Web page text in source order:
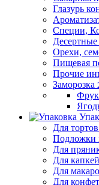
Глазурь
Специи,
Орехи,
Пищевая
Прочие
Заморозка
Для тортов
Подложки
Для
Для
Для
Для